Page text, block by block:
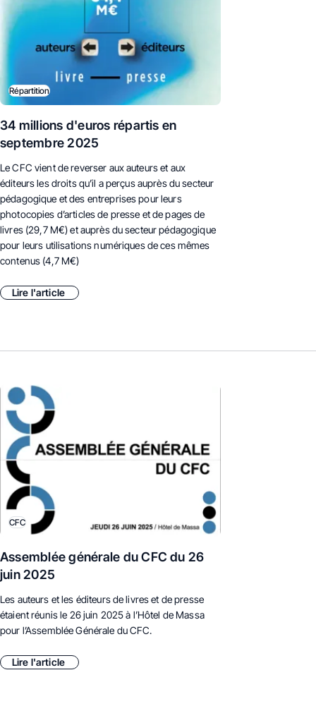
Répartition
34 millions d'euros répartis en
septembre 2025
Le CFC vient de reverser aux auteurs et aux
éditeurs les droits qu’il a perçus auprès du secteur
pédagogique et des entreprises pour leurs
photocopies d’articles de presse et de pages de
livres (29,7 M€) et auprès du secteur pédagogique
pour leurs utilisations numériques de ces mêmes
contenus (4,7 M€)
Lire l'article
CFC
Assemblée générale du CFC du 26
juin 2025
Les auteurs et les éditeurs de livres et de presse
étaient réunis le 26 juin 2025 à l’Hôtel de Massa
pour l’Assemblée Générale du CFC.
Lire l'article